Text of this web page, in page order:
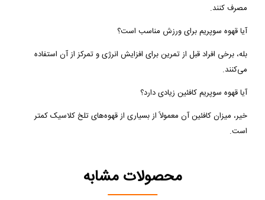
مصرف کنند.
آیا قهوه سوپریم برای ورزش مناسب است؟
بله، برخی افراد قبل از تمرین برای افزایش انرژی و تمرکز از آن استفاده
می‌کنند.
آیا قهوه سوپریم کافئین زیادی دارد؟
خیر، میزان کافئین آن معمولاً از بسیاری از قهوه‌های تلخ کلاسیک کمتر
است.
محصولات مشابه